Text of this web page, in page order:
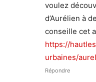
voulez
d’Aurélien à
conseille cet
https://
urbaines/
Répondre